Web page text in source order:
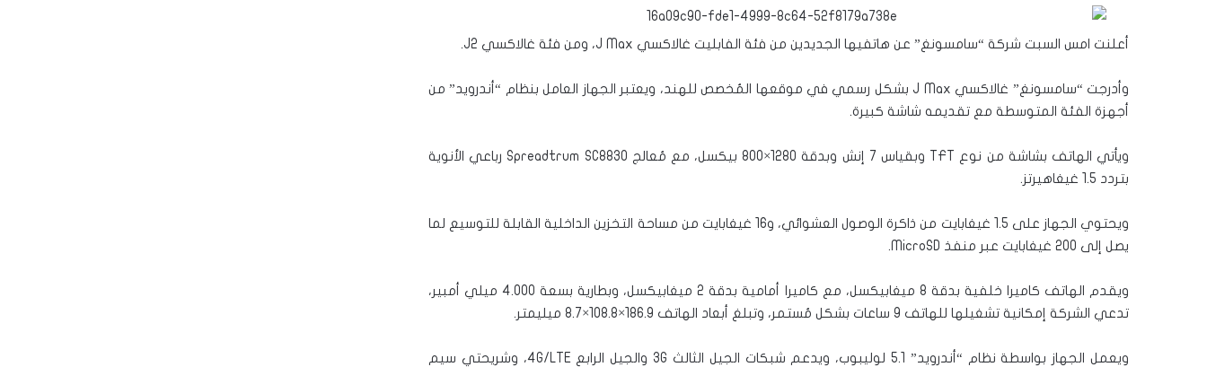
أعلنت امس السبت شركة “سامسونغ” عن هاتفيها الجديدين من فئة الفابليت غالاكسي J Max، ومن فئة غالاكسي J2.
وأدرجت “سامسونغ” غالاكسي J Max بشكل رسمي في موقعها المُخصص للهند، ويعتبر الجهاز العامل بنظام “أندرويد” من
أجهزة الفئة المتوسطة مع تقديمه شاشة كبيرة.
ويأتي الهاتف بشاشة من نوع TFT وبقياس 7 إنش وبدقة 1280×800 بيكسل، مع مُعالج Spreadtrum SC8830 رباعي الأنوية
بتردد 1.5 غيغاهيرتز.
ويحتوي الجهاز على 1.5 غيغابايت من ذاكرة الوصول العشوائي، و16 غيغابايت من مساحة التخزين الداخلية القابلة للتوسيع لما
يصل إلى 200 غيغابايت عبر منفذ MicroSD.
ويقدم الهاتف كاميرا خلفية بدقة 8 ميغابيكسل، مع كاميرا أمامية بدقة 2 ميغابيكسل، وبطارية بسعة 4.000 ميلي أمبير،
تدعي الشركة إمكانية تشغيلها للهاتف 9 ساعات بشكل مُستمر، وتبلغ أبعاد الهاتف 186.9×108.8×8.7 ميليمتر.
ويعمل الجهاز بواسطة نظام “أندرويد” 5.1 لوليبوب، ويدعم شبكات الجيل الثالث 3G والجيل الرابع 4G/LTE، وشريحتي سيم